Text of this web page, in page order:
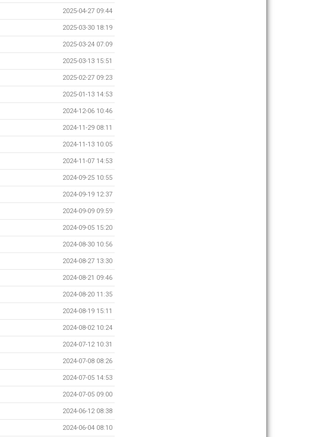
2025-04-27 09:44
2025-03-30 18:19
2025-03-24 07:09
2025-03-13 15:51
2025-02-27 09:23
2025-01-13 14:53
2024-12-06 10:46
2024-11-29 08:11
2024-11-13 10:05
2024-11-07 14:53
2024-09-25 10:55
2024-09-19 12:37
2024-09-09 09:59
2024-09-05 15:20
2024-08-30 10:56
2024-08-27 13:30
2024-08-21 09:46
2024-08-20 11:35
2024-08-19 15:11
2024-08-02 10:24
2024-07-12 10:31
2024-07-08 08:26
2024-07-05 14:53
2024-07-05 09:00
2024-06-12 08:38
2024-06-04 08:10